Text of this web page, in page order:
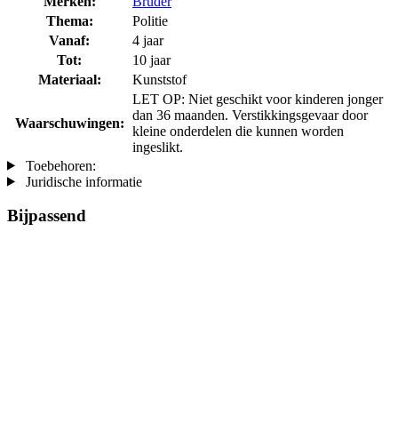
Thema:
Politie
Vanaf:
4 jaar
Tot:
10 jaar
Materiaal:
Kunststof
Waarschuwingen:
LET OP: Niet geschikt voor kinderen jonger
dan 36 maanden. Verstikkingsgevaar door
kleine onderdelen die kunnen worden
ingeslikt.
Toebehoren:
Juridische informatie
Bijpassend